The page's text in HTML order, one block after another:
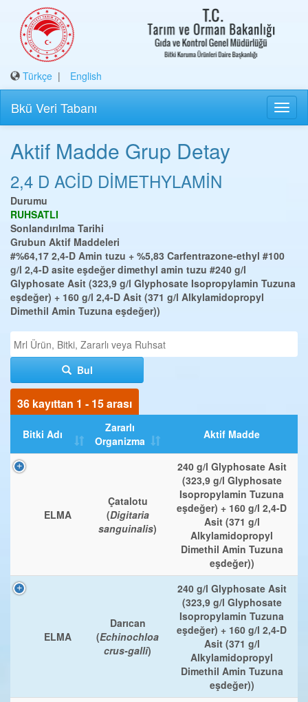
Türkçe | English
Bkü Veri Tabanı
Aktif Madde Grup Detay
2,4 D ACİD DİMETHYLAMİN
Durumu
RUHSATLI
Sonlandırılma Tarihi
Grubun Aktif Maddeleri
#%64,17 2,4-D Amin tuzu + %5,83 Carfentrazone-ethyl #100
g/l 2,4-D asite eşdeğer dimethyl amin tuzu #240 g/l
Glyphosate Asit (323,9 g/l Glyphosate Isopropylamin Tuzuna
eşdeğer) + 160 g/l 2,4-D Asit (371 g/l Alkylamidopropyl
Dimethil Amin Tuzuna eşdeğer))
Bul
36 kayıttan 1 - 15 arası
Bitki Adı
Zararlı
Organizma
Aktif Madde
ELMA
Çatalotu
(Digitaria
sanguinalis)
240 g/l Glyphosate Asit
(323,9 g/l Glyphosate
Isopropylamin Tuzuna
eşdeğer) + 160 g/l 2,4-D
Asit (371 g/l
Alkylamidopropyl
Dimethil Amin Tuzuna
eşdeğer))
ELMA
Darıcan
(Echinochloa
crus-galli)
240 g/l Glyphosate Asit
(323,9 g/l Glyphosate
Isopropylamin Tuzuna
eşdeğer) + 160 g/l 2,4-D
Asit (371 g/l
Alkylamidopropyl
Dimethil Amin Tuzuna
eşdeğer))